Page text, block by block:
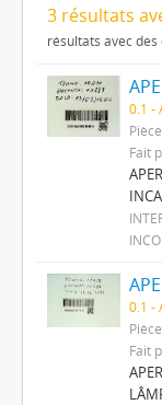
3 résultats
résultats avec
0.1 -
Pièce
Fait
0.1 -
Pièce
Fait